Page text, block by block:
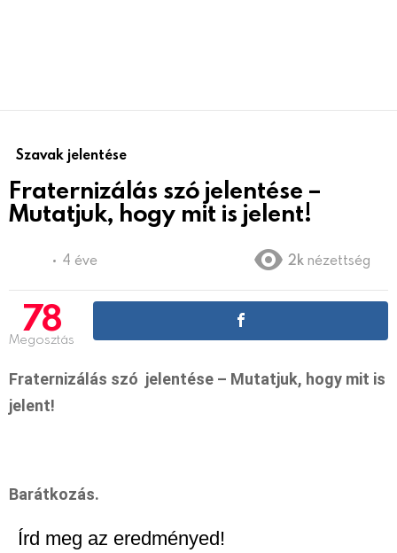
Szavak jelentése
Fraternizálás szó jelentése –
Mutatjuk, hogy mit is jelent!
4 éve 2k nézettség
78
Megosztás
Fraternizálás szó jelentése – Mutatjuk, hogy mit is
jelent!
Barátkozás.
Írd meg az eredményed!